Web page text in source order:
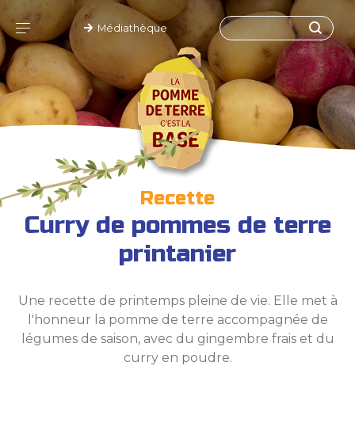
Médiathèque
Recette
Curry de pommes de terre
printanier
Une recette de printemps pleine de vie. Elle met à
l'honneur la pomme de terre accompagnée de
légumes de saison, avec du gingembre frais et du
curry en poudre.